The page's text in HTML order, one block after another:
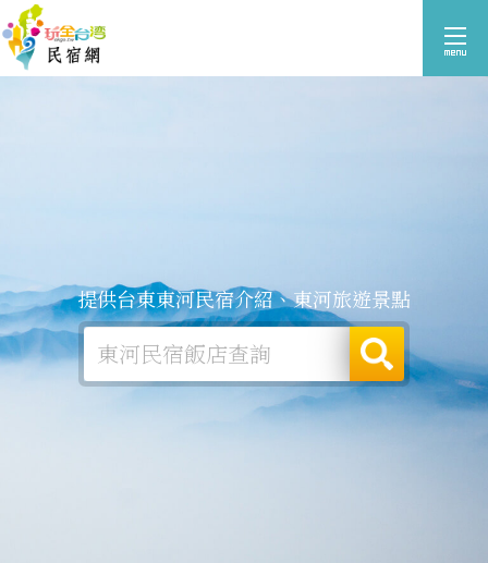
提供台東東河民宿介紹、東河旅遊景點